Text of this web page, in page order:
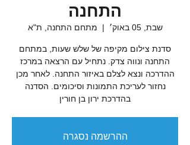
התחנה
שבת, 05 באוק׳
  |
מתחם התחנה, ת"א
סדנת צילום מקיפה של שלש שעות, במתחם
התחנה ונווה צדק. נתחיל עם הרצאה במרכז
ההדרכה ונצא לצלם באיזור התחנה. לאחר מכן
נחזור לעריכת התמונות וסיכומים. הסדנה
בהדרכת ירון בן חורין
ההרשמה נסגרה